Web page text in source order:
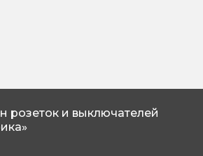
розеток и выключателей